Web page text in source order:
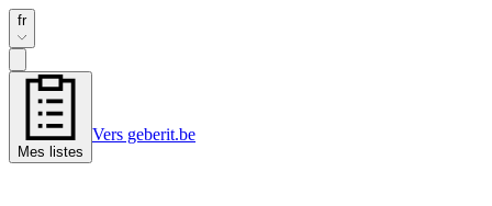
fr
Mes listes
Vers geberit.be